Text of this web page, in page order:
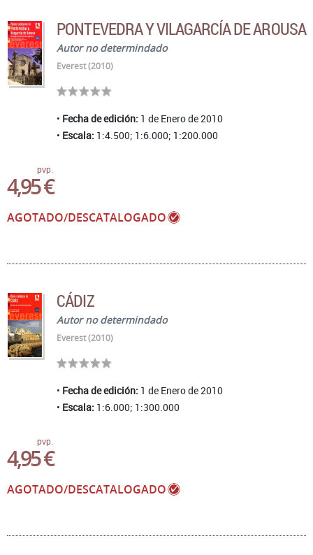
PONTEVEDRA Y VILAGARCÍA DE AROUSA
Autor no determindado
Everest (2010)
Fecha de edición: 1 de Enero de 2010
Escala: 1:4.500; 1:6.000; 1:200.000
pvp.
4,95 €
AGOTADO/DESCATALOGADO
CÁDIZ
Autor no determindado
Everest (2010)
Fecha de edición: 1 de Enero de 2010
Escala: 1:6.000; 1:300.000
pvp.
4,95 €
AGOTADO/DESCATALOGADO